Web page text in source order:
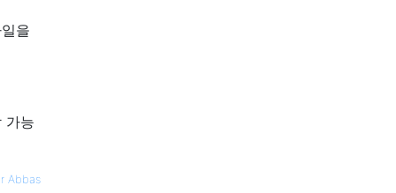
을
가능
Abbas